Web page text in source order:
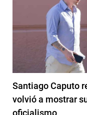
Santiago Caputo
volvió a mostrar
oficialismo